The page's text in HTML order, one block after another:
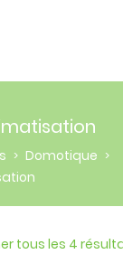
> Domotique >
tous les 4